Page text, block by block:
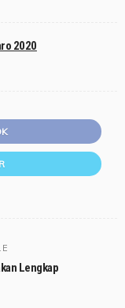
2020
Lengkap